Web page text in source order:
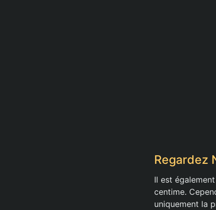
Regardez
Il est
centime.
uniquement la